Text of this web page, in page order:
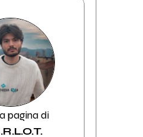
pagina di